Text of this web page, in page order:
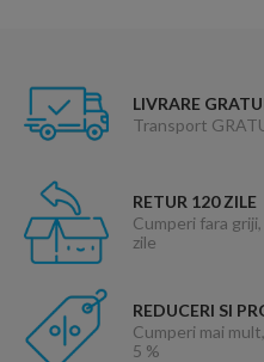
LIVRARE
Transport
RETUR 120 ZILE
Cumperi fara
zile
REDUCERI SI
Cumperi mai
5 %